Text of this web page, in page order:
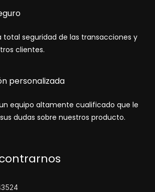
total seguridad de las transacciones y
clientes.
personalizada
equipo altamente cualificado que le
dudas sobre nuestros producto.